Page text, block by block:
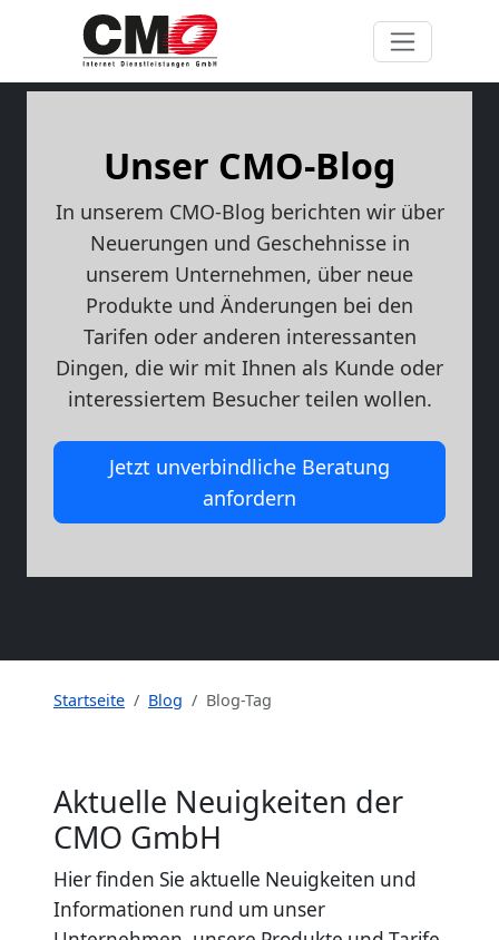
Unser CMO-Blog
In unserem CMO-Blog berichten wir über
Neuerungen und Geschehnisse in
unserem Unternehmen, über neue
Produkte und Änderungen bei den
Tarifen oder anderen interessanten
Dingen, die wir mit Ihnen als Kunde oder
interessiertem Besucher teilen wollen.
Jetzt unverbindliche Beratung
anfordern
Startseite Blog Blog-Tag
Aktuelle Neuigkeiten der
CMO GmbH
Hier finden Sie aktuelle Neuigkeiten und
Informationen rund um unser